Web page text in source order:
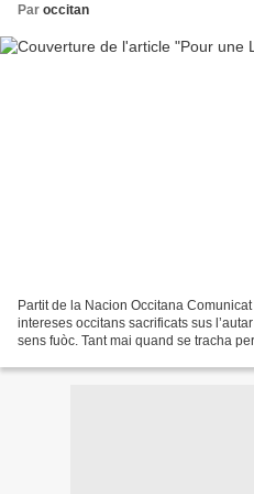
Par occitan
Partit de la Nacion Occitana
intereses occitans sacrificats sus
sens fuòc. Tant mai quand se tracha